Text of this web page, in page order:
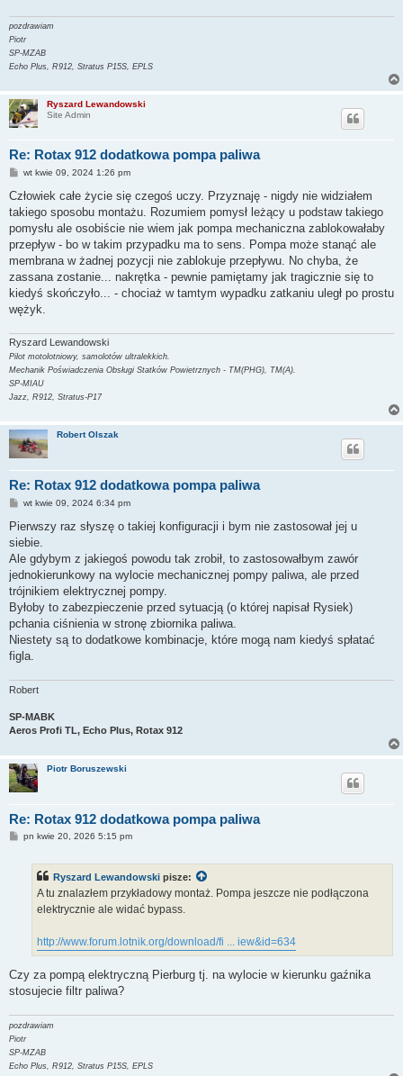
pozdrawiam
Piotr
SP-MZAB
Echo Plus, R912, Stratus P15S, EPLS
Ryszard Lewandowski
Site Admin
Re: Rotax 912 dodatkowa pompa paliwa
P
s
wt kwie 09, 2024 1:26 pm
Człowiek całe życie się czegoś uczy. Przyznaję - nigdy nie widziałem
takiego sposobu montażu. Rozumiem pomysł leżący u podstaw takiego
pomysłu ale osobiście nie wiem jak pompa mechaniczna zablokowałaby
przepływ - bo w takim przypadku ma to sens. Pompa może stanąć ale
membrana w żadnej pozycji nie zablokuje przepływu. No chyba, że
zassana zostanie... nakrętka - pewnie pamiętamy jak tragicznie się to
kiedyś skończyło... - chociaż w tamtym wypadku zatkaniu uległ po prostu
wężyk.
Ryszard Lewandowski
Pilot motolotniowy, samolotów ultralekkich.
Mechanik Poświadczenia Obsługi Statków Powietrznych - TM(PHG), TM(A).
SP-MIAU
Jazz, R912, Stratus-P17
Robert Olszak
Re: Rotax 912 dodatkowa pompa paliwa
P
s
wt kwie 09, 2024 6:34 pm
Pierwszy raz słyszę o takiej konfiguracji i bym nie zastosował jej u
siebie.
Ale gdybym z jakiegoś powodu tak zrobił, to zastosowałbym zawór
jednokierunkowy na wylocie mechanicznej pompy paliwa, ale przed
trójnikiem elektrycznej pompy.
Byłoby to zabezpieczenie przed sytuacją (o której napisał Rysiek)
pchania ciśnienia w stronę zbiornika paliwa.
Niestety są to dodatkowe kombinacje, które mogą nam kiedyś spłatać
figla.
Robert
SP-MABK
Aeros Profi TL, Echo Plus, Rotax 912
Piotr Boruszewski
Re: Rotax 912 dodatkowa pompa paliwa
Ppn kwie 20, 2026 5:15 pm
Ryszard Lewandowski pisze:
A tu znalazłem przykładowy montaż. Pompa jeszcze nie podłączona
elektrycznie ale widać bypass.
http://www.forum.lotnik.org/download/fi ... iew&id=634
Czy za pompą elektryczną Pierburg tj. na wylocie w kierunku gaźnika
stosujecie filtr paliwa?
pozdrawiam
Piotr
SP-MZAB
Echo Plus, R912, Stratus P15S, EPLS